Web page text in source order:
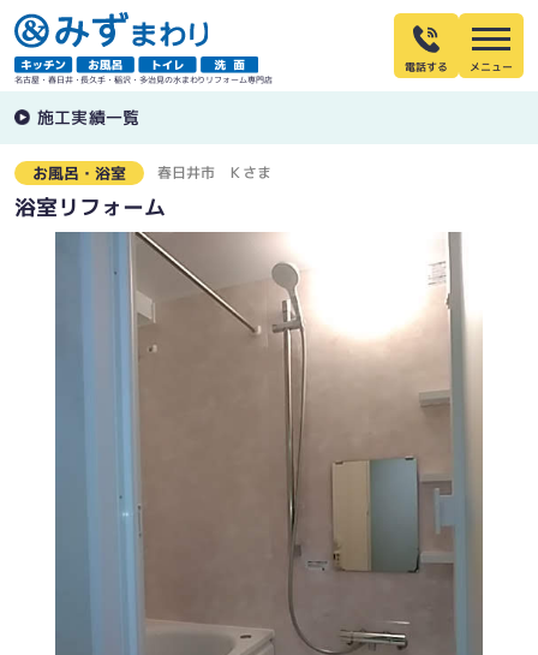
名古屋・春日井・長久手・稲沢・多治見の水まわりリフォーム専門店
電話する
施工実績一覧
お風呂・浴室 春日井市 Ｋさま
浴室リフォーム